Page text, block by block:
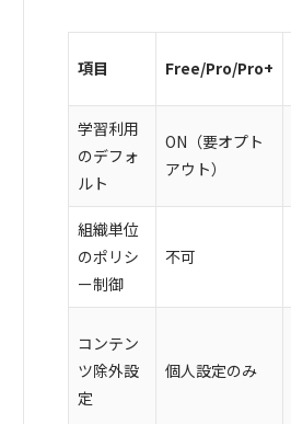
項目 Free/Pro/Pro+
学習利用
のデフォ
ルト
ON（要オプト
アウト）
組織単位
のポリシ
ー制御
不可
コンテン
ツ除外設
定
個人設定のみ